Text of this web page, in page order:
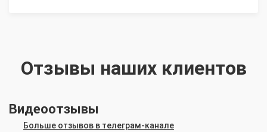
Отзывы наших клиентов
Видеоотзывы
Больше отзывов в телеграм-канале